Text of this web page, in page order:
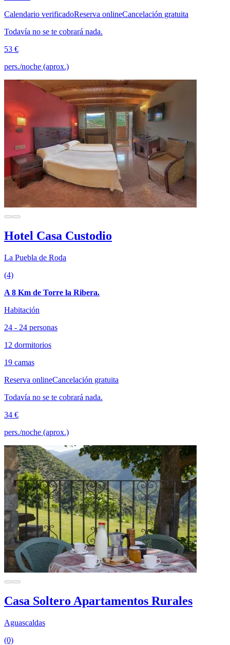
Calendario verificadoReserva onlineCancelación gratuita
Todavía no se te cobrará nada.
53 €
pers./noche (aprox.)
Hotel Casa Custodio
La Puebla de Roda
(4)
A 8 Km de Torre la Ribera.
Habitación
24 - 24 personas
12 dormitorios
19 camas
Reserva onlineCancelación gratuita
Todavía no se te cobrará nada.
34 €
pers./noche (aprox.)
Casa Soltero Apartamentos Rurales
Aguascaldas
(0)